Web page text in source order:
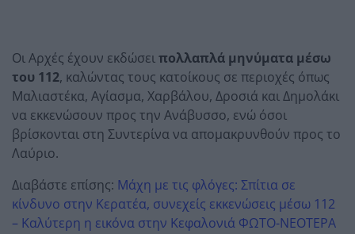
Οι Αρχές έχουν εκδώσειπολλαπλά μηνύματα μέσω
του 112, καλώντας τους κατοίκους σε περιοχές όπως
Μαλιαστέκα, Αγίασμα, Χαρβάλου, Δροσιά και Δημολάκι
να εκκενώσουν προς την Ανάβυσσο, ενώ όσοι
βρίσκονται στη Συντερίνα να απομακρυνθούν προς το
Λαύριο.
Διαβάστε επίσης: Μάχη με τις φλόγες: Σπίτια σε
κίνδυνο στην Κερατέα, συνεχείς εκκενώσεις μέσω 112
– Καλύτερη η εικόνα στην Κεφαλονιά ΦΩΤΟ-ΝΕΟΤΕΡΑ